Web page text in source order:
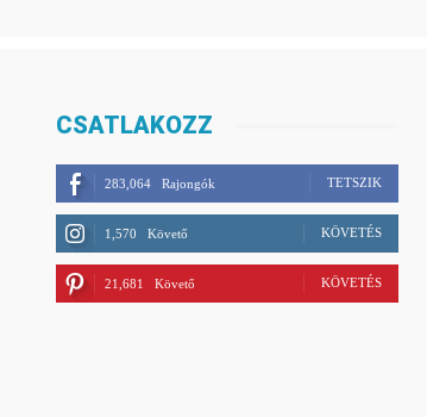
CSATLAKOZZ
283,064 Rajongók TETSZIK
1,570 Követő KÖVETÉS
21,681 Követő KÖVETÉS